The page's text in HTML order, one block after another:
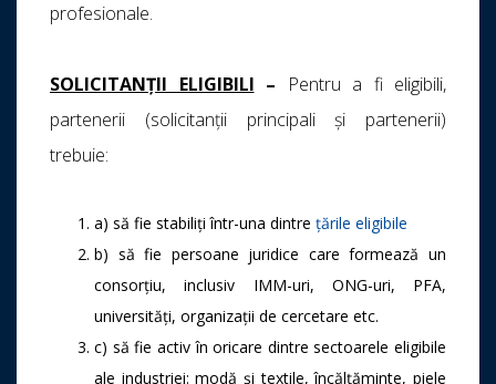
profesionale.
SOLICITANȚII ELIGIBILI –
Pentru a fi eligibili,
partenerii (solicitanții principali și partenerii)
trebuie:
a) să fie stabiliți într-una dintre țările eligibile
b) să fie persoane juridice care formează un
consorțiu, inclusiv IMM-uri, ONG-uri, PFA,
universități, organizații de cercetare etc.
c) să fie activ în oricare dintre sectoarele eligibile
ale industriei: modă și textile, încălțăminte, piele